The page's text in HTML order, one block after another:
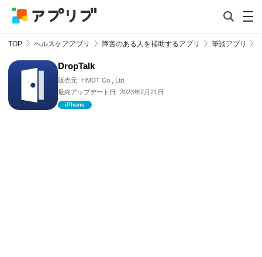
TOP ヘルスケアアプリ 障害のある人を補助するアプリ 筆談アプリ
DropTalk
販売元: HMDT Co., Ltd.
最終アップデート日: 2023年2月21日
iPhone